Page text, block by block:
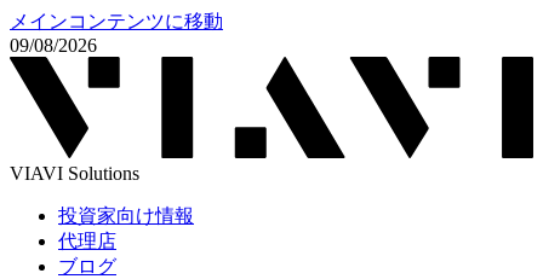
メインコンテンツに移動
09/08/2026
VIAVI Solutions
投資家向け情報
代理店
ブログ